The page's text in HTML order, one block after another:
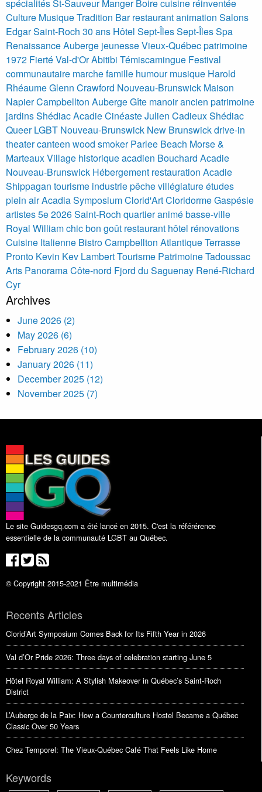
spécialités St-Sauveur Manger Boire cuisine réinventée
Culture Musique Tradition Bar restaurant animation Salons
Edgar Saint-Roch 30 ans Hôtel Sept-ÎlesSept-ÎlesSpa
RenaissanceAuberge jeunesse Vieux-Québec patrimoine
1972 Fierté Val-d'Or Abitibi Témiscamingue Festival
communautaire marche famille humour musique Harold
RhéaumeGlenn Crawford Nouveau-Brunswick Maison
Napier Campbellton Auberge Gîte manoir ancien patrimoine
jardinsShédiacAcadie Cinéaste Julien Cadieux Shédiac
Queer LGBT Nouveau-Brunswick New Brunswickdrive-in
theatercanteen wood smoker Parlee Beach Morse &
MarteauxVillage historique acadien Bouchard Acadie
Nouveau-Brunswick Hébergement restauration Acadie
Shippagan tourisme industrie pêche villégiature études
plein airAcadiaSymposium Clorid'Art Cloridorme Gaspésie
artistes 5e 2026Saint-Roch quartier animé basse-ville
Royal William chic bon goût restaurant hôtel rénovations
Cuisine Italienne Bistro Campbellton Atlantique Terrasse
Pronto Kevin Kev LambertTourisme Patrimoine Tadoussac
Arts Panorama Côte-nord Fjord du Saguenay René-Richard
Cyr
Archives
June 2026 (2)
May 2026 (6)
February 2026 (10)
January 2026 (11)
December 2025 (12)
November 2025 (7)
Le site Guidesgq.com a été lancé en 2015. C'est la référérence
essentielle de la communauté LGBT au Québec.
© Copyright 2015-2021 Être multimédia
Recents Articles
Clorid’Art Symposium Comes Back for Its Fifth Year in 2026
Val d’Or Pride 2026: Three days of celebration starting June 5
Hôtel Royal William: A Stylish Makeover in Québec’s Saint-Roch
District
L’Auberge de la Paix: How a Counterculture Hostel Became a Québec
Classic Over 50 Years
Chez Temporel: The Vieux-Québec Café That Feels Like Home
Keywords